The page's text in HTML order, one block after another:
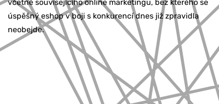
včetně souvisejícího online marketingu, bez kterého se
úspěšný eshop v boji s konkurencí dnes již zpravidla
neobejde.